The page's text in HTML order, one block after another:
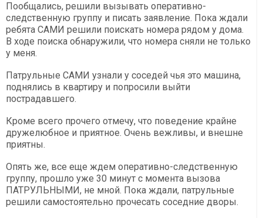
Пообщались, решили вызывать оперативно-
следственную группу и писать заявление. Пока ждали
ребята САМИ решили поискать номера рядом у дома.
В ходе поиска обнаружили, что номера сняли не только
у меня.
Патрульные САМИ узнали у соседей чья это машина,
поднялись в квартиру и попросили выйти
пострадавшего.
Кроме всего прочего отмечу, что поведение крайне
дружелюбное и приятное. Очень вежливы, и внешне
приятны.
Опять же, все еще ждем оперативно-следственную
группу, прошло уже 30 минут с момента вызова
ПАТРУЛЬНЫМИ, не мной. Пока ждали, патрульные
решили самостоятельно прочесать соседние дворы.